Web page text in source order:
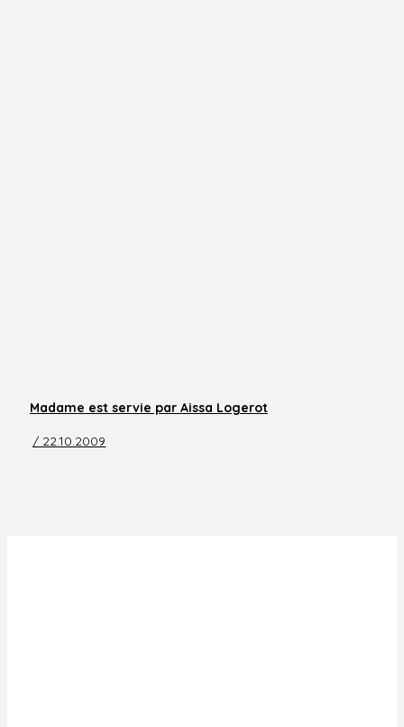
Madame est servie par Aissa Logerot
/ 22.10.2009